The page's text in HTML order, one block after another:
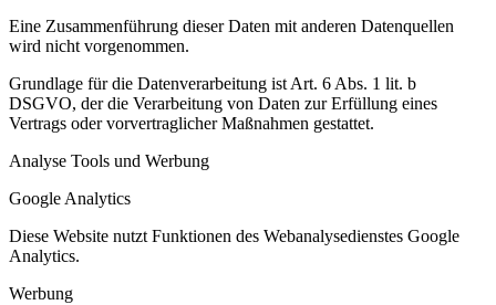
Eine Zusammenführung dieser Daten mit anderen Datenquellen
wird nicht vorgenommen.
Grundlage für die Datenverarbeitung ist Art. 6 Abs. 1 lit. b
DSGVO, der die Verarbeitung von Daten zur Erfüllung eines
Vertrags oder vorvertraglicher Maßnahmen gestattet.
Analyse Tools und Werbung
Google Analytics
Diese Website nutzt Funktionen des Webanalysedienstes Google
Analytics.
Werbung